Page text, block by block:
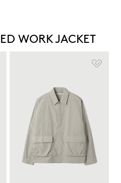
WORK JACKET